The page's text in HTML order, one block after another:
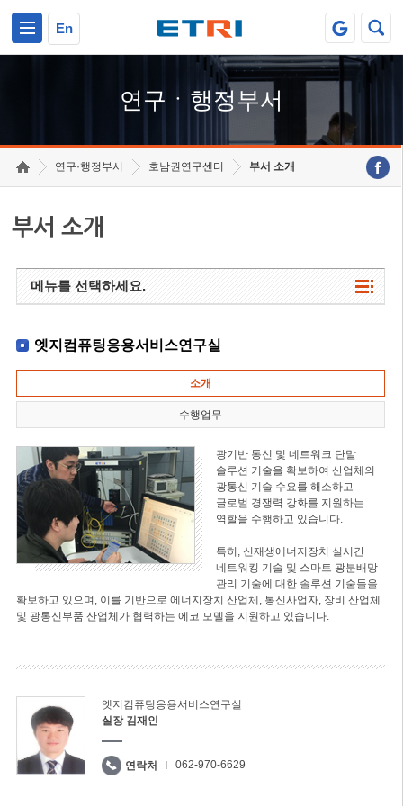
En
연구ㆍ행정부서
연구·행정부서 호남권연구센터 부서 소개
부서 소개
메뉴를 선택하세요.
엣지컴퓨팅응용서비스연구실
소개
수행업무
광기반 통신 및 네트워크 단말
솔루션 기술을 확보하여 산업체의
광통신 기술 수요를 해소하고
글로벌 경쟁력 강화를 지원하는
역할을 수행하고 있습니다.
특히, 신재생에너지장치 실시간
네트워킹 기술 및 스마트 광분배망
관리 기술에 대한 솔루션 기술들을
확보하고 있으며, 이를 기반으로 에너지장치 산업체, 통신사업자, 장비 산업체
및 광통신부품 산업체가 협력하는 에코 모델을 지원하고 있습니다.
엣지컴퓨팅응용서비스연구실
실장 김재인
연락처 062-970-6629